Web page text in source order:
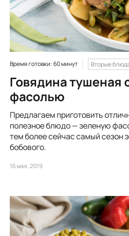
Время готовки: 60 минут Вторые
Говядина тушеная
фасолью
Предлагаем приготовить
полезное блюдо — зеленую
тем более сейчас самый сезон
бобового.
16 мая, 2019